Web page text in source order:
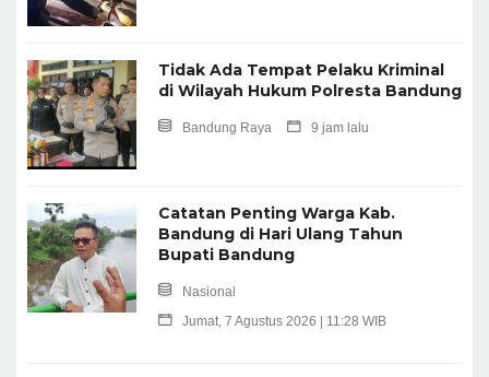
Tidak Ada Tempat Pelaku Kriminal
di Wilayah Hukum Polresta Bandung
Bandung Raya 9 jam lalu
Catatan Penting Warga Kab.
Bandung di Hari Ulang Tahun
Bupati Bandung
Nasional
Jumat, 7 Agustus 2026 | 11:28 WIB